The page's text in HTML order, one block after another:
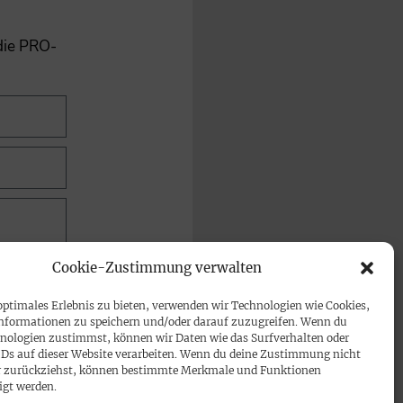
Cookie-Zustimmung verwalten
Erlebnis zu bieten, verwenden wir Technologien wie Cookies,
zu speichern und/oder darauf zuzugreifen. Wenn du
zustimmst, können wir Daten wie das Surfverhalten oder
auf dieser Website verarbeiten. Wenn du deine Zustimmung nicht
zurückziehst, können bestimmte Merkmale und Funktionen
werden.
PRO-